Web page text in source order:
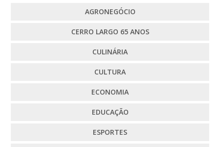
AGRONEGÓCIO
CERRO LARGO 65 ANOS
CULINÁRIA
CULTURA
ECONOMIA
EDUCAÇÃO
ESPORTES